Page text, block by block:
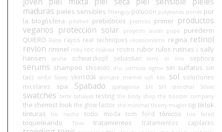
maduras pieles sensibles Pitanguy polución polysianes ponds por
la blogósfera
positivo prebióticos premios primer productos
veganos protección solar proyecto auras pupa
purederm
QUIERO Raise rayos real techniques recessionismo regina retinol
revlon rimmel roby roc rosácea rostro rubor rulos rutinas s sally
hansen
sauna schwarzkopf sebastian semi di lino sephora
serums shampoo shiseido shu uemura sigma sin sulfatos sin
tacc sinful Sisley skin1004 skincare memes sofí klei sol soluciones
micelares
spa Spabado spatagonia sri sri stendhal StIves
swatches tarte tatuajes testing the body shop the booster company
the chemist look the glow factor the minimal thierry mugler tigi tiktok
tinturas
tio nacho todo moda tom ford tónicos too faced
toqueteando Tous tratamientos tratamientos capilares